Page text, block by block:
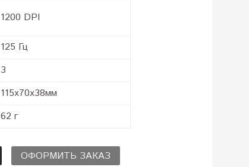
1200 DPI
125 Гц
3
115х70х38мм
62 г
ОФОРМИТЬ ЗАКАЗ